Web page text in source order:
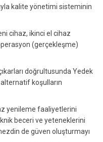
kalite yönetimi sisteminin
cihaz, ikinci el cihaz
(gerçekleşme)
doğrultusunda Yedek
koşulların
yenileme faaliyetlerini
beceri ve yeteneklerini
de güven oluşturmayı